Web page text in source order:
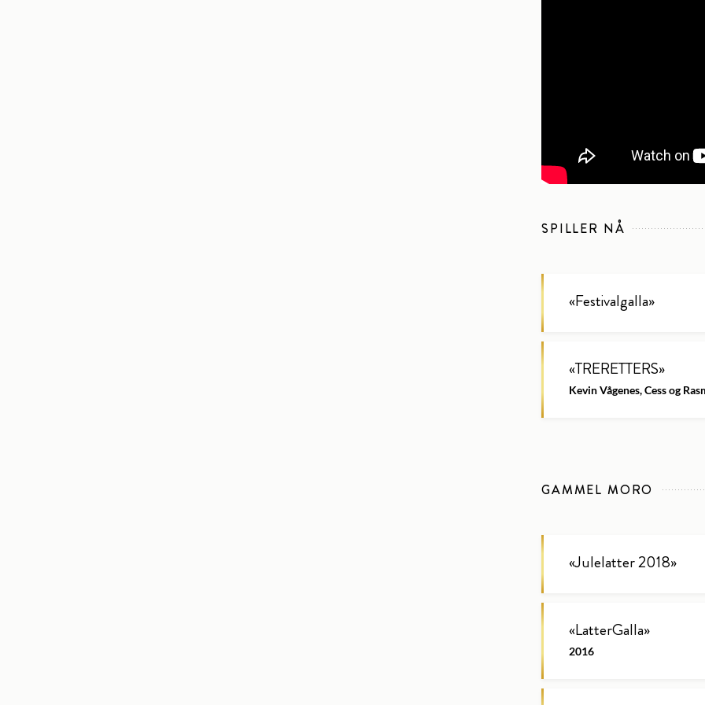
SPILLER NÅ
«Festivalgalla»
«TRERETTERS»
Kevin Vågenes, Cess og
GAMMEL MORO
«Julelatter 2018»
«LatterGalla»
2016